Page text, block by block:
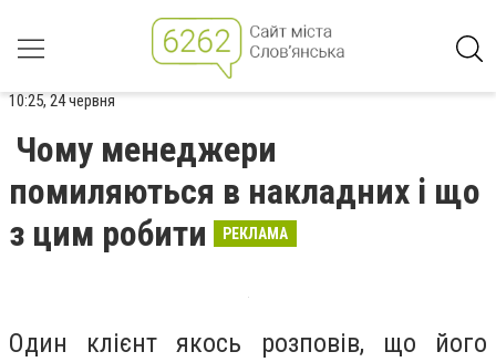
10:25, 24 червня
Чому менеджери
помиляються в накладних і що
з цим робити
РЕКЛАМА
Один клієнт якось розповів, що його